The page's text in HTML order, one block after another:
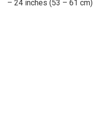
– 24 inches (53 – 61 cm)